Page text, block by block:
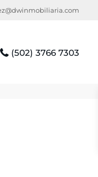
(502) 3766 7303